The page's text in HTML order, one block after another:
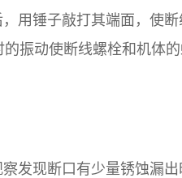
用锤子敲打其端面，使
的振动使断线螺栓和机体的
发现断口有少量锈蚀漏